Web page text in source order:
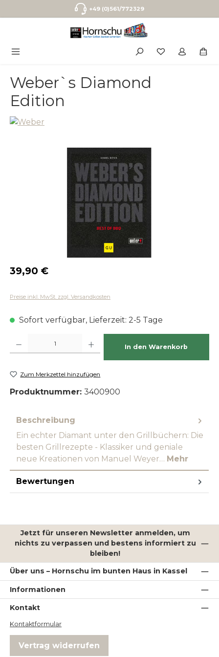
Zum Hauptinhalt springen+49 (0)561/772329
Weber`s Diamond
Edition
Bildergalerie überspringen
Regulärer Preis:
39,90 €
Preise inkl. MwSt. zzgl. Versandkosten
Sofort verfügbar, Lieferzeit: 2-5 Tage
In den Warenkorb
Zum Merkzettel hinzufügen
Produktnummer: 3400900
Beschreibung
Ein echter Diamant unter den Grillbüchern: Die
besten Grillrezepte - Klassiker und geniale
neue Kreationen von Manuel Weyer… Mehr
Bewertungen
Jetzt für unseren Newsletter anmelden, um
nichts zu verpassen und bestens informiert zu
bleiben!
Über uns – Hornschu im bunten Haus in Kassel
Informationen
Kontakt
Kontaktformular
Vertrag widerrufen